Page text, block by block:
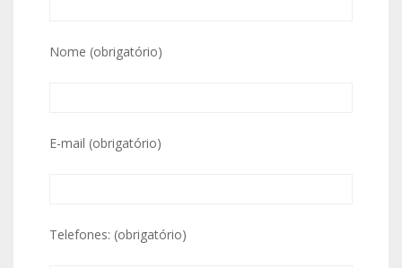
Nome (obrigatório)
E-mail (obrigatório)
Telefones: (obrigatório)